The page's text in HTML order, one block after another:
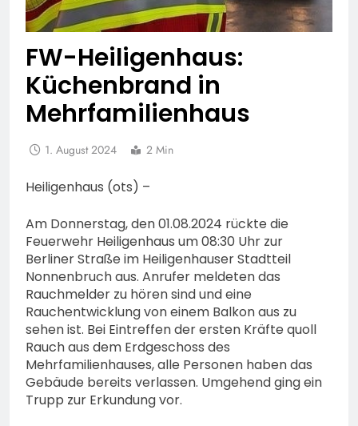
FW-Heiligenhaus:
Küchenbrand in
Mehrfamilienhaus
1. August 2024 2 Min
Heiligenhaus (ots) –
Am Donnerstag, den 01.08.2024 rückte die
Feuerwehr Heiligenhaus um 08:30 Uhr zur
Berliner Straße im Heiligenhauser Stadtteil
Nonnenbruch aus. Anrufer meldeten das
Rauchmelder zu hören sind und eine
Rauchentwicklung von einem Balkon aus zu
sehen ist. Bei Eintreffen der ersten Kräfte quoll
Rauch aus dem Erdgeschoss des
Mehrfamilienhauses, alle Personen haben das
Gebäude bereits verlassen. Umgehend ging ein
Trupp zur Erkundung vor.